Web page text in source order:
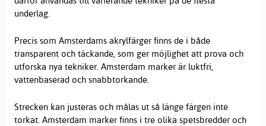
underlag.
Precis som Amsterdams akrylfärger finns de i både
transparent och täckande, som ger möjlighet att prova och
utforska nya tekniker. Amsterdam marker är luktfri,
vattenbaserad och snabbtorkande.
Strecken kan justeras och målas ut så länge färgen inte
torkat. Amsterdam marker finns i tre olika spetsbredder och